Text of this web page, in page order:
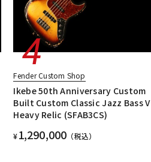
Fender Custom Shop
Ikebe 50th Anniversary Custom
Built Custom Classic Jazz Bass V
Heavy Relic (SFAB3CS)
¥1,290,000 （税込）